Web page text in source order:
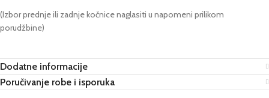
(Izbor prednje ili zadnje kočnice naglasiti u napomeni prilikom
porudžbine)
Dodatne informacije
Poručivanje robe i isporuka